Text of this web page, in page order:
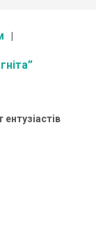
ентузіастів